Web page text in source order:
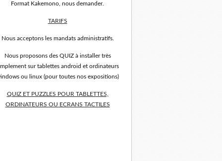
Format Kakemono, nous demander.
TARIFS
Nous acceptons les mandats administratifs.
Nous proposons des QUIZ à installer très
sur tablettes android et ordinateurs
ou linux (pour toutes nos expositions)
QUIZ ET PUZZLES POUR TABLETTES,
ORDINATEURS OU ECRANS TACTILES